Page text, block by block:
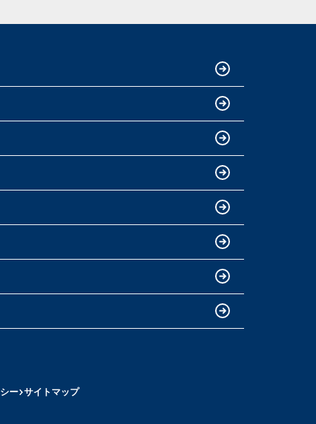
ー サイトマップ